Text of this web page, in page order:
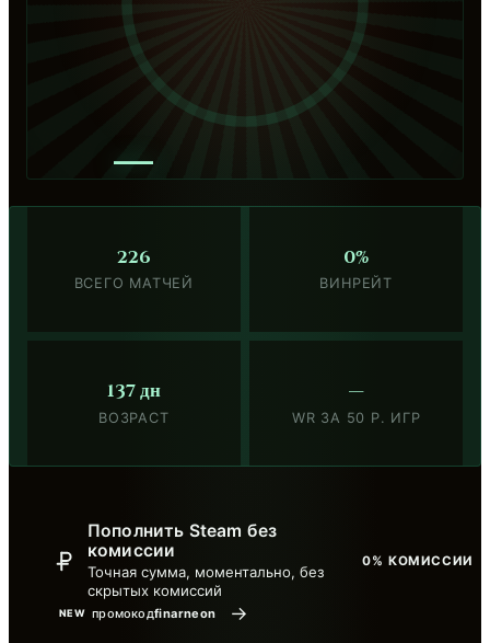
—
226
ВСЕГО МАТЧЕЙ
0%
ВИНРЕЙТ
137 дн
ВОЗРАСТ
—
WR ЗА 50 Р. ИГР
0% КОМИССИИ
NEW промокодfinarneon
Пополнить Steam без
комиссии
Точная сумма, моментально, без
скрытых комиссий
→